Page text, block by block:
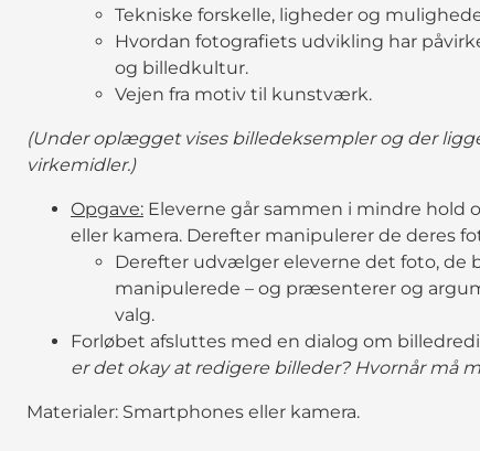
Tekniske forskelle, ligheder og
Hvordan fotografiets udvikling har
og billedkultur.
Vejen fra motiv til kunstværk.
(Under oplægget vises billedeksempler og der
virkemidler.)
Opgave: Eleverne går sammen i mindre hold
eller kamera. Derefter manipulerer de deres
Derefter udvælger eleverne det foto, de
manipulerede – og præsenterer og
valg.
Forløbet afsluttes med en dialog om
er det okay at redigere billeder? Hvornår må
Materialer: Smartphones eller kamera.